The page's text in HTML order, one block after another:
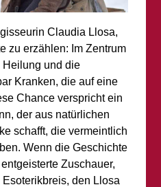
Claudia Llosa,
zu erzählen: Im Zentrum
Heilung und die
Kranken, die auf eine
Chance verspricht ein
der aus natürlichen
schafft, die vermeintlich
Wenn die Geschichte
Zuschauer,
den Llosa